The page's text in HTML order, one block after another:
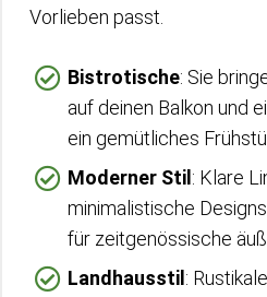
Vorlieben passt.
Bistrotische: Sie
auf deinen Balkon und
ein gemütliches
Moderner Stil: Klare
minimalistische
für zeitgenössische
Landhausstil: